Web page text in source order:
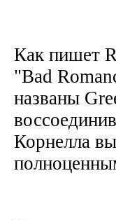
Как пишет
"Bad
названы
Корнелла